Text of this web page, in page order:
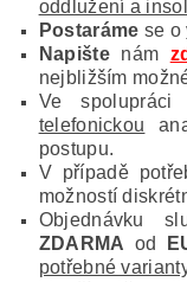
oddlužení a
Postaráme se o
Napištenám
nejbližším
Ve
telefonickou
postupu.
V případě
možností
Objednávku
ZDARMA od
potřebné